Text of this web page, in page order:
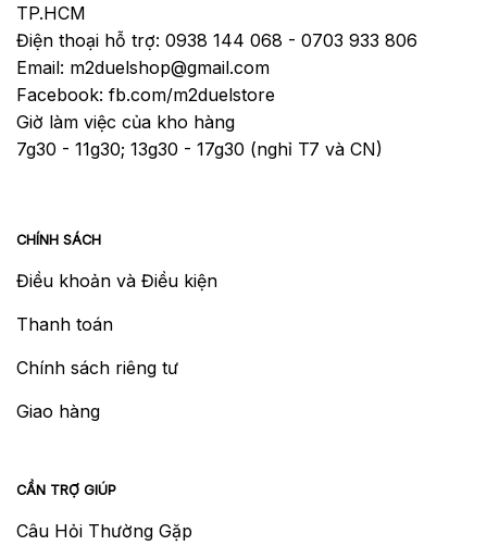
TP.HCM
Điện thoại hỗ trợ: 0938 144 068 - 0703 933 806
Email: m2duelshop@gmail.com
Facebook: fb.com/m2duelstore
Giờ làm việc của kho hàng
7g30 - 11g30; 13g30 - 17g30 (nghỉ T7 và CN)
CHÍNH SÁCH
Điều khoản và Điều kiện
Thanh toán
Chính sách riêng tư
Giao hàng
CẦN TRỢ GIÚP
Câu Hỏi Thường Gặp